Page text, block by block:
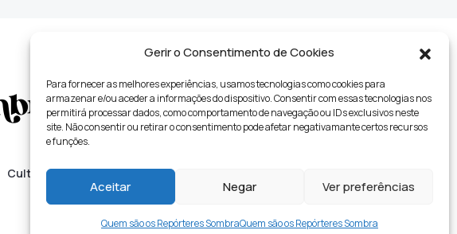
Gerir o Consentimento de Cookies
Para fornecer as melhores experiências, usamos tecnologias como cookies para
armazenar e/ou aceder a informações do dispositivo. Consentir com essas tecnologias nos
permitirá processar dados, como comportamento de navegação ou IDs exclusivos neste
site. Não consentir ou retirar o consentimento pode afetar negativamante certos recursos
e funções.
Aceitar Negar Ver preferências
Quem são os Repórteres SombraQuem são os Repórteres Sombra
Cultura Lifestyle